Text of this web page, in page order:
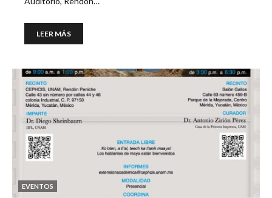
LEER MÁS
EVENTOS